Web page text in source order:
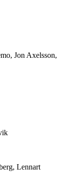
Jon Axelsson,
Lennart